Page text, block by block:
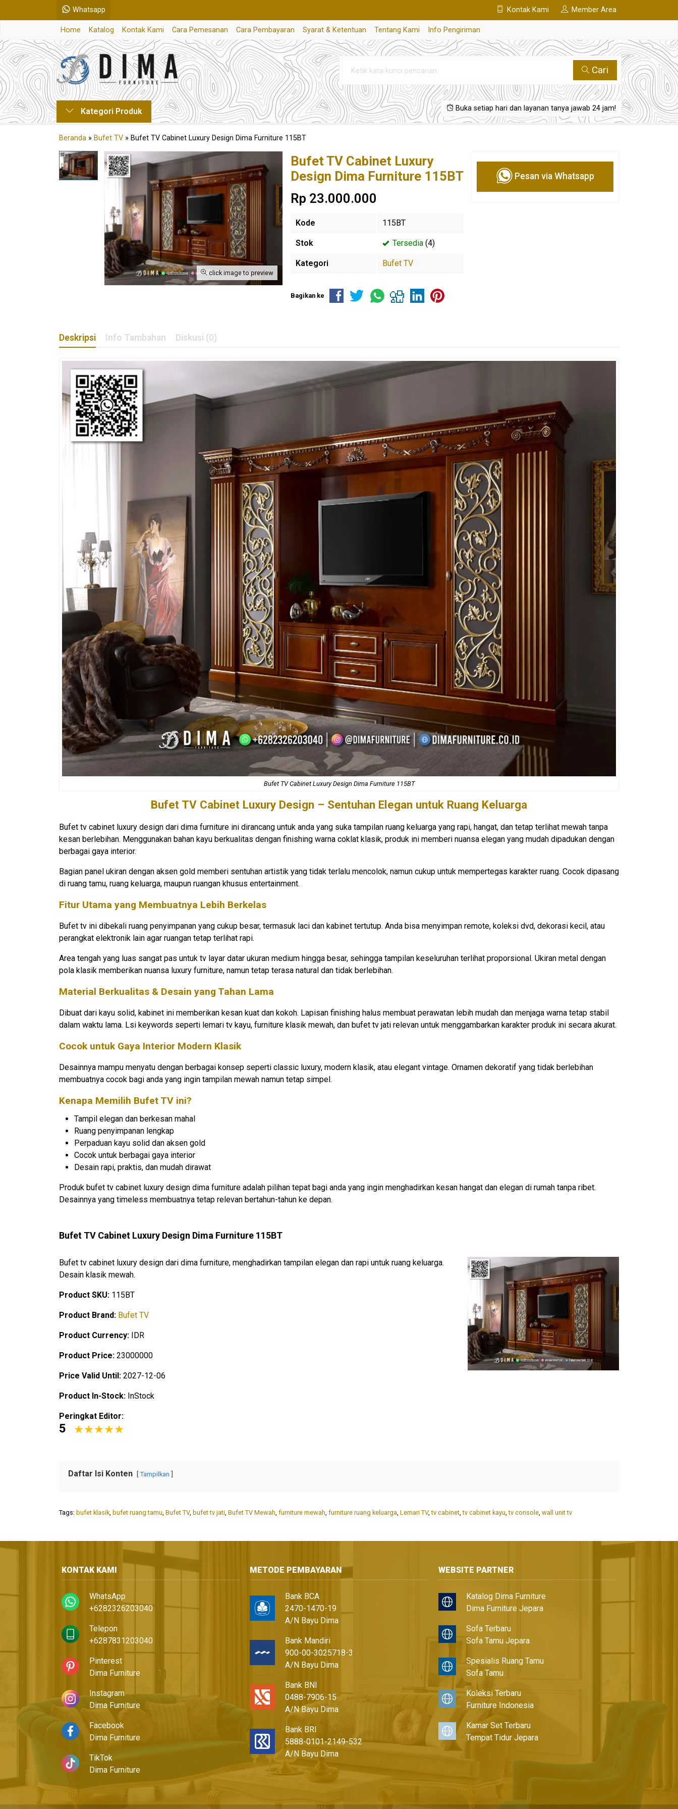
Whatsapp Kontak Kami Member Area
Home Katalog Kontak Kami Cara Pemesanan Cara Pembayaran Syarat & Ketentuan Tentang Kami Info Pengiriman
Cari
Kategori Produk Buka setiap hari dan layanan tanya jawab 24 jam!
Beranda » Bufet TV » Bufet TV Cabinet Luxury Design Dima Furniture 115BT
click image to preview
Bufet TV Cabinet Luxury
Design Dima Furniture 115BT
Rp 23.000.000
Kode 115BT
Stok Tersedia (4)
Kategori Bufet TV
Pesan via Whatsapp
Bagikan ke
Deskripsi Info Tambahan Diskusi (0)
Bufet TV Cabinet Luxury Design Dima Furniture 115BT
Bufet TV Cabinet Luxury Design – Sentuhan Elegan untuk Ruang Keluarga
Bufet tv cabinet luxury design dari dima furniture ini dirancang untuk anda yang suka tampilan ruang keluarga yang rapi, hangat, dan tetap terlihat mewah tanpa
kesan berlebihan. Menggunakan bahan kayu berkualitas dengan finishing warna coklat klasik, produk ini memberi nuansa elegan yang mudah dipadukan dengan
berbagai gaya interior.
Bagian panel ukiran dengan aksen gold memberi sentuhan artistik yang tidak terlalu mencolok, namun cukup untuk mempertegas karakter ruang. Cocok dipasang
di ruang tamu, ruang keluarga, maupun ruangan khusus entertainment.
Fitur Utama yang Membuatnya Lebih Berkelas
Bufet tv ini dibekali ruang penyimpanan yang cukup besar, termasuk laci dan kabinet tertutup. Anda bisa menyimpan remote, koleksi dvd, dekorasi kecil, atau
perangkat elektronik lain agar ruangan tetap terlihat rapi.
Area tengah yang luas sangat pas untuk tv layar datar ukuran medium hingga besar, sehingga tampilan keseluruhan terlihat proporsional. Ukiran metal dengan
pola klasik memberikan nuansa luxury furniture, namun tetap terasa natural dan tidak berlebihan.
Material Berkualitas & Desain yang Tahan Lama
Dibuat dari kayu solid, kabinet ini memberikan kesan kuat dan kokoh. Lapisan finishing halus membuat perawatan lebih mudah dan menjaga warna tetap stabil
dalam waktu lama. Lsi keywords seperti lemari tv kayu, furniture klasik mewah, dan bufet tv jati relevan untuk menggambarkan karakter produk ini secara akurat.
Cocok untuk Gaya Interior Modern Klasik
Desainnya mampu menyatu dengan berbagai konsep seperti classic luxury, modern klasik, atau elegant vintage. Ornamen dekoratif yang tidak berlebihan
membuatnya cocok bagi anda yang ingin tampilan mewah namun tetap simpel.
Kenapa Memilih Bufet TV ini?
Tampil elegan dan berkesan mahal
Ruang penyimpanan lengkap
Perpaduan kayu solid dan aksen gold
Cocok untuk berbagai gaya interior
Desain rapi, praktis, dan mudah dirawat
Produk bufet tv cabinet luxury design dima furniture adalah pilihan tepat bagi anda yang ingin menghadirkan kesan hangat dan elegan di rumah tanpa ribet.
Desainnya yang timeless membuatnya tetap relevan bertahun-tahun ke depan.
Bufet TV Cabinet Luxury Design Dima Furniture 115BT
Bufet tv cabinet luxury design dari dima furniture, menghadirkan tampilan elegan dan rapi untuk ruang keluarga.
Desain klasik mewah.
Product SKU: 115BT
Product Brand: Bufet TV
Product Currency: IDR
Product Price: 23000000
Price Valid Until: 2027-12-06
Product In-Stock: InStock
Peringkat Editor:
5
Daftar Isi Konten Tampilkan
Tags: bufet klasik, bufet ruang tamu, Bufet TV, bufet tv jati, Bufet TV Mewah, furniture mewah, furniture ruang keluarga, Lemari TV,tv cabinet,tv cabinet kayu,tv console, wall unit tv
KONTAK KAMI
WhatsApp
+6282326203040
Telepon
+6287831203040
Pinterest
Dima Furniture
Instagram
Dima Furniture
Facebook
Dima Furniture
TikTok
Dima Furniture
METODE PEMBAYARAN
Bank BCA
2470-1470-19
A/N Bayu Dima
Bank Mandiri
900-00-3025718-3
A/N Bayu Dima
Bank BNI
0488-7906-15
A/N Bayu Dima
Bank BRI
5888-0101-2149-532
A/N Bayu Dima
WEBSITE PARTNER
Katalog Dima Furniture
Dima Furniture Jepara
Sofa Terbaru
Sofa Tamu Jepara
Spesialis Ruang Tamu
Sofa Tamu
Koleksi Terbaru
Furniture Indonesia
Kamar Set Terbaru
Tempat Tidur Jepara